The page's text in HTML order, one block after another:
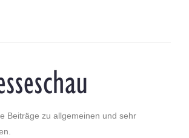
Beiträge zu allgemeinen und sehr